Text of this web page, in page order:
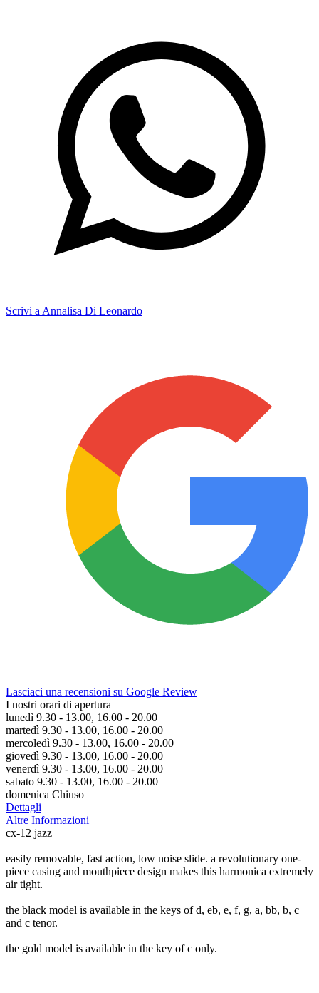
Scrivi a Annalisa Di Leonardo
Lasciaci una recensioni su Google Review
I nostri orari di apertura
lunedì 9.30 - 13.00, 16.00 - 20.00
martedì 9.30 - 13.00, 16.00 - 20.00
mercoledì 9.30 - 13.00, 16.00 - 20.00
giovedì 9.30 - 13.00, 16.00 - 20.00
venerdì 9.30 - 13.00, 16.00 - 20.00
sabato 9.30 - 13.00, 16.00 - 20.00
domenica Chiuso
Dettagli
Altre Informazioni
cx-12 jazz
easily removable, fast action, low noise slide. a revolutionary one-
piece casing and mouthpiece design makes this harmonica extremely
air tight.
the black model is available in the keys of d, eb, e, f, g, a, bb, b, c
and c tenor.
the gold model is available in the key of c only.